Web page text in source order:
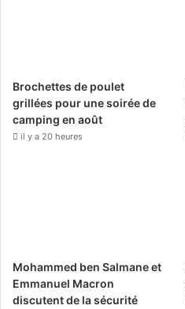
k
Brochettes de poulet
grillées pour une soirée de
camping en août
il y a 20 heures
Mohammed ben Salmane et
Emmanuel Macron
discutent de la sécurité